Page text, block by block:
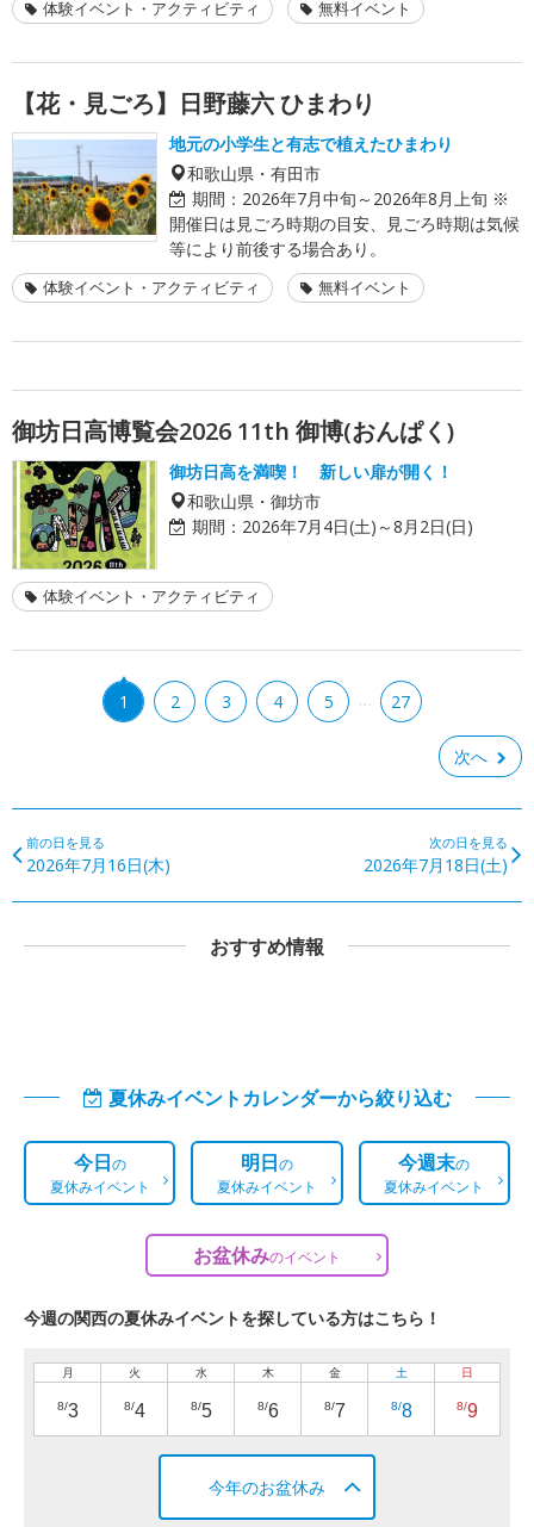
体験イベント・アクティビティ 無料イベント
【花・見ごろ】日野藤六 ひまわり
地元の小学生と有志で植えたひまわり
和歌山県・有田市
期間： 2026年7月中旬～2026年8月上旬 ※
開催日は見ごろ時期の目安、見ごろ時期は気候
等により前後する場合あり。
体験イベント・アクティビティ 無料イベント
御坊日高博覧会2026 11th 御博(おんぱく)
御坊日高を満喫！ 新しい扉が開く！
和歌山県・御坊市
期間： 2026年7月4日(土)～8月2日(日)
体験イベント・アクティビティ
1 2 3 4 5 … 27
次へ
前の日を見る
2026年7月16日(木)
次の日を見る
2026年7月18日(土)
おすすめ情報
夏休みイベントカレンダーから絞り込む
今日の
夏休みイベント
明日の
夏休みイベント
今週末の
夏休みイベント
お盆休みのイベント
今週の関西の夏休みイベントを探している方はこちら！
月
8/3
火
8/4
水
8/5
木
8/6
金
8/7
土
8/8
日
8/9
今年のお盆休み